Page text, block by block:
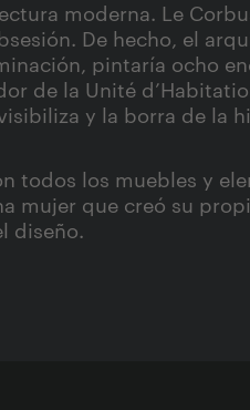
moderna. Le
De hecho, el
pintaría ocho
de la Unité
y la borra de la
todos los muebles y
mujer que creó su
diseño.